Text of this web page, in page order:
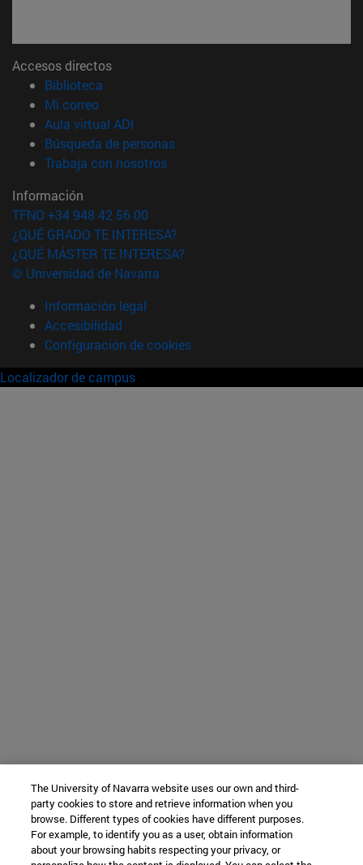
Accesos directos
Biblioteca
Mi correo(abre en nueva ventana)
Aula virtual ADI
Búsqueda de personas(abre en nueva ventana)
Trabaja con nosotros(abre en nueva ventana)
Información
TFNO +34 948 42 56 00
¿QUÉ GRADO TE INTERESA?
¿QUÉ MÁSTER TE INTERESA?
© Universidad de Navarra
Información legal
Accesibilidad
Configuración de cookies
Localizador de campus
The University of Navarra website uses our own and third-
party cookies to store and retrieve information when you
browse. Different types of cookies have different purposes.
For example, to identify you as a user, obtain information
about your browsing habits respecting your privacy, or